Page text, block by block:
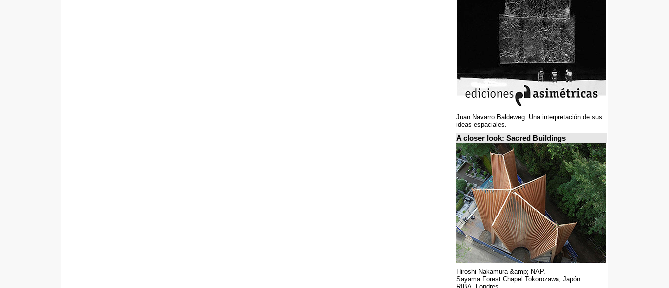
Juan Navarro Baldeweg. Una interpretación de sus
ideas espaciales.
A closer look: Sacred Buildings
Hiroshi Nakamura &amp; NAP.
Sayama Forest Chapel Tokorozawa, Japón.
RIBA, Londres.